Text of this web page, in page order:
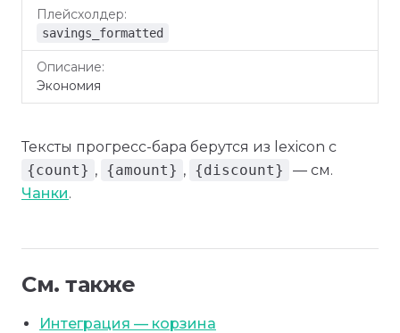
savings_formatted
Экономия
Тексты прогресс-бара берутся из lexicon с
{count} , {amount} , {discount}
— см.
Чанки.
См. также
Интеграция — корзина